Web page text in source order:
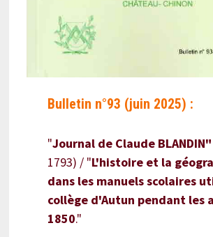
Bulletin n°93 (juin 2025) :
"Journal de Claude BLANDIN"
1793) / "L'histoire et la
dans les manuels scolaires
collège d'Autun pendant les
1850."